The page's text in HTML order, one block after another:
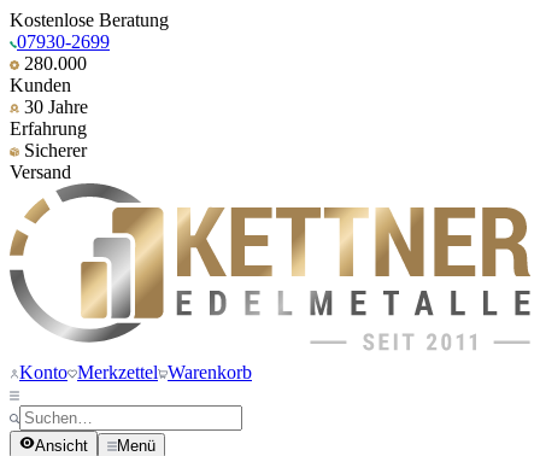
Kostenlose Beratung
07930-2699
280.000
Kunden
30 Jahre
Erfahrung
Sicherer
Versand
Konto Merkzettel Warenkorb
Ansicht Menü